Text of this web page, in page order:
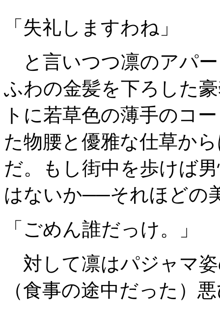
「失礼しますわね」
と言いつつ凛のアパ
ふわの金髪を下ろした
トに若草色の薄手のコ
た物腰と優雅な仕草か
だ。もし街中を歩けば
はないか──それほどの
「ごめん誰だっけ。」
対して凛はパジャマ
（食事の途中だった）